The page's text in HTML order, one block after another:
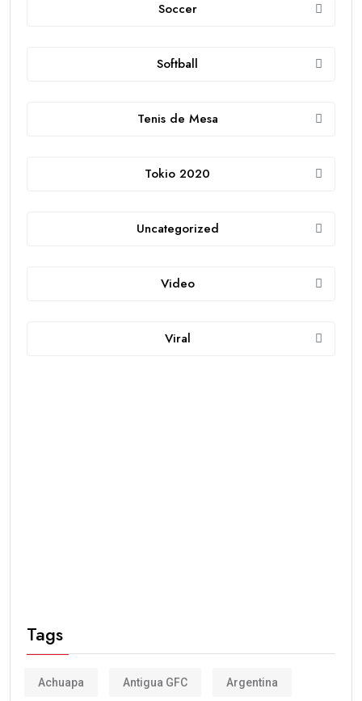
Soccer
Softball
Tenis de Mesa
Tokio 2020
Uncategorized
Video
Viral
Tags
Achuapa Antigua GFC Argentina